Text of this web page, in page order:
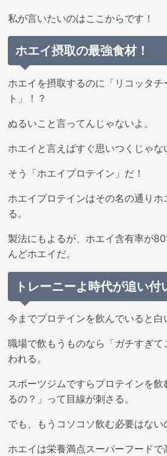
私が言いたいのはここからです！
ホエイ摂取の最強食材！
ホエイを摂取するのに「リコッタ
ト」！？
ぬるいこと言ってんじゃないよ。
ホエイと言えばすぐ思いつくじゃな
そう「ホエイプロテイン」だ！
ホエイプロテインはその名の通り
る。
製法にもよるが、ホエイ含有率が
んどホエイだ。
トレーニーよ時代が追い付
今までプロテインを飲んでいると白
職場で飲もうものなら「ガチすぎ
われる。
スポーツジムですらプロテインを
るの？」って目線が刺さる。
でも、もうコソコソ飲む必要はない
ホエイは栄養満点スーパーフードで